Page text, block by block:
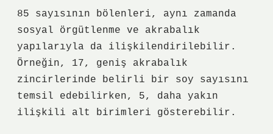
85 sayısının bölenleri, aynı zamanda
sosyal örgütlenme ve akrabalık
yapılarıyla da ilişkilendirilebilir.
Örneğin, 17, geniş akrabalık
zincirlerinde belirli bir soy sayısını
temsil edebilirken, 5, daha yakın
ilişkili alt birimleri gösterebilir.